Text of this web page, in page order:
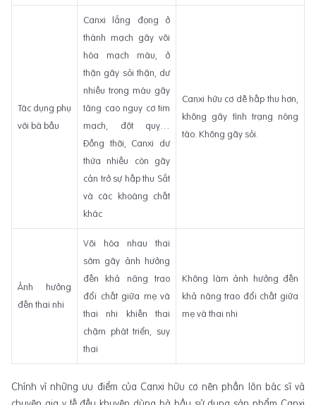
Tác dụng phụ
với bà bầu
Canxi lắng đọng ở
thành mạch gây vôi
hóa mạch máu, ở
thận gây sỏi thận, dư
nhiều trong máu gây
tăng cao nguy cơ tim
mạch, đột quỵ…
Đồng thời, Canxi dư
thừa nhiều còn gây
cản trở sự hấp thu Sắt
và các khoáng chất
khác
Canxi hữu cơ dễ hấp thu hơn,
không gây tình trạng nóng
táo. Không gây sỏi.
Ảnh hưởng
đến thai nhi
Vôi hóa nhau thai
sớm gây ảnh hưởng
đến khả năng trao
đổi chất giữa mẹ và
thai nhi khiến thai
chậm phát triển, suy
thai
Không làm ảnh hưởng đến
khả năng trao đổi chất giữa
mẹ và thai nhi
Chính vì những ưu điểm của Canxi hữu cơ nên phần lớn bác sĩ và